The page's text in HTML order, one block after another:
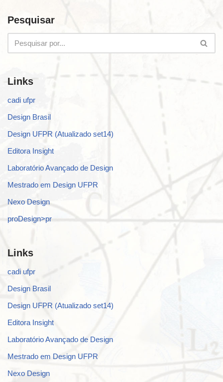
Pesquisar
Links
cadi ufpr
Design Brasil
Design UFPR (Atualizado set14)
Editora Insight
Laboratório Avançado de Design
Mestrado em Design UFPR
Nexo Design
proDesign>pr
Links
cadi ufpr
Design Brasil
Design UFPR (Atualizado set14)
Editora Insight
Laboratório Avançado de Design
Mestrado em Design UFPR
Nexo Design